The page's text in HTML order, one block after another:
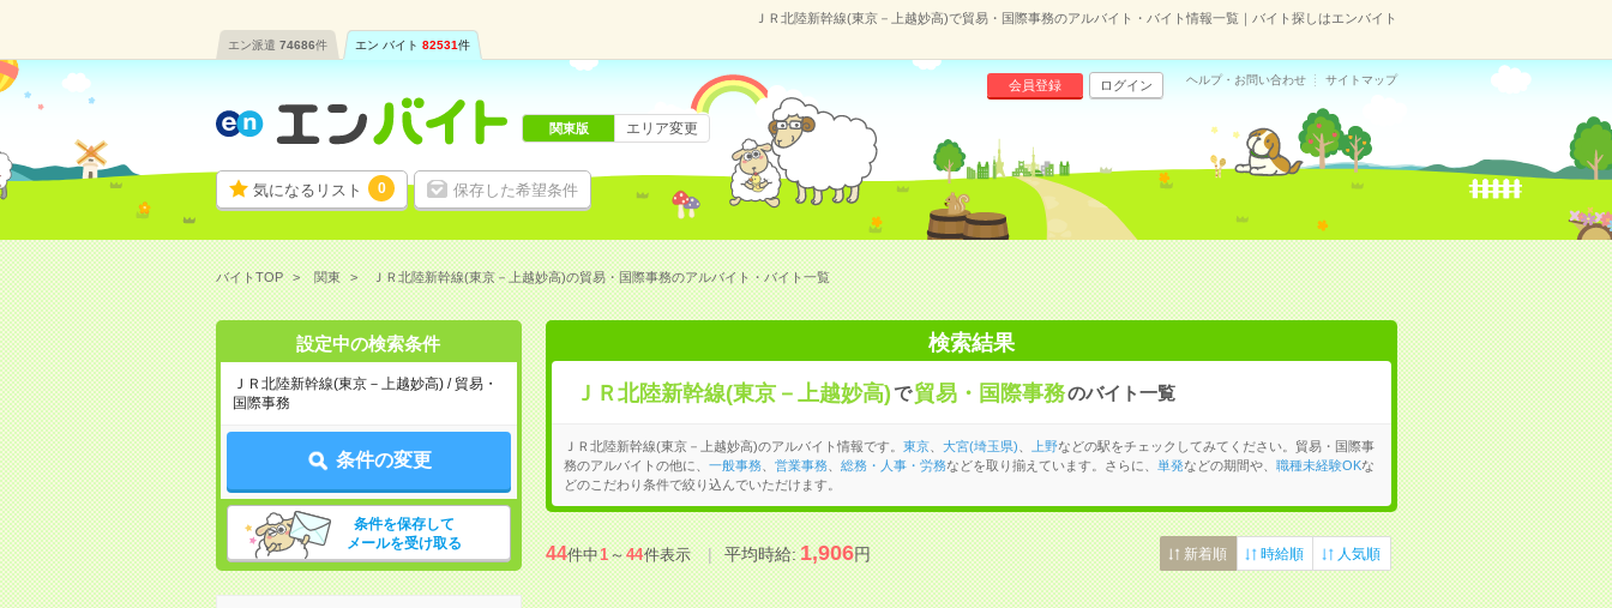
ＪＲ北陸新幹線(東京－上越妙高)で貿易・国際事務のアルバイト・バイト情報一覧｜バイト探しはエンバイト
エン派遣 74686件 エン バイト 82531件
気になるリスト 0 保存した希望条件
会員登録 ログイン ヘルプ・お問い合わせ サイトマップ
関東版 エリア変更
バイトTOP 関東 ＪＲ北陸新幹線(東京－上越妙高)の貿易・国際事務のアルバイト・バイト一覧
設定中の検索条件
ＪＲ北陸新幹線(東京－上越妙高) / 貿易・
国際事務
条件の変更
条件を保存して
メールを受け取る
検索結果
ＪＲ北陸新幹線(東京－上越妙高)で 貿易・国際事務のバイト一覧
ＪＲ北陸新幹線(東京－上越妙高)のアルバイト情報です。 東京、 大宮(埼玉県) 上野などの駅をチェックしてみてください。貿易・国際事
務のアルバイトの他に、 一般事務、 営業事務、 総務・人事・労務などを取り揃えています。さらに、 単発などの期間や、 職種未経験OKな
どのこだわり条件で絞り込んでいただけます。
44件中1～44件表示 平均時給:1,906円 新着順 時給順 人気順